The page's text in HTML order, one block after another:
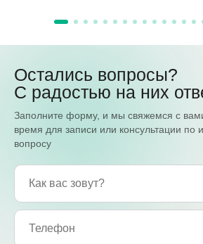
Остались вопросы?
С радостью на них
Заполните форму, и мы свяжемся с
время для записи или консультации по
вопросу